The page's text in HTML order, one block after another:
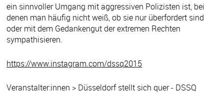
ein sinnvoller Umgang mit aggressiven Polizisten ist, bei
denen man häufig nicht weiß, ob sie nur überfordert sind
oder mit dem Gedankengut der extremen Rechten
sympathisieren.
https://www.instagram.com/dssq2015
Veranstalter:innen > Düsseldorf stellt sich quer - DSSQ